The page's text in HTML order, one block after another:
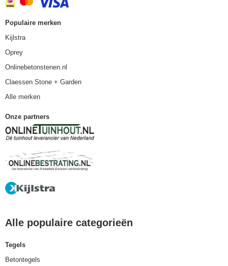
Populaire merken
Kijlstra
Oprey
Onlinebetonstenen.nl
Claessen Stone + Garden
Alle merken
Onze partners
Alle populaire categorieën
Tegels
Betontegels